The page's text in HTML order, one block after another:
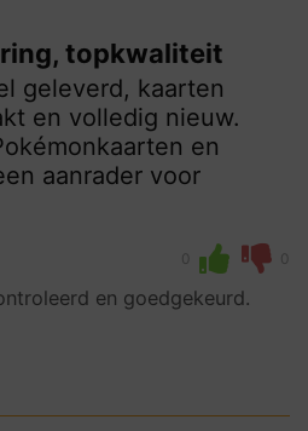
topkwaliteit
geleverd, kaarten
en volledig nieuw.
en
aanrader voor
0 0
en goedgekeurd.